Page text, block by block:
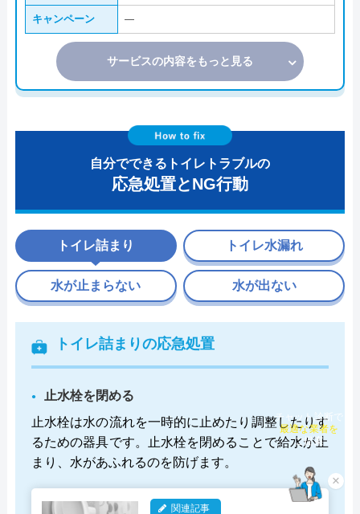
キャンペーン ―
サービスの内容をもっと見る
自分でできるトイレトラブルの
応急処置とNG行動
トイレ詰まり
トイレ詰まりの応急処置
止水栓を閉める
止水栓は水の流れを一時的に止めたり調整したりす
るための器具です。止水栓を閉めることで給水が止
まり、水があふれるのを防げます。
関連記事
トイレ水漏れ
水が止まらない 水が出ない
×
チャット診断で
最適な業者を
ご提案